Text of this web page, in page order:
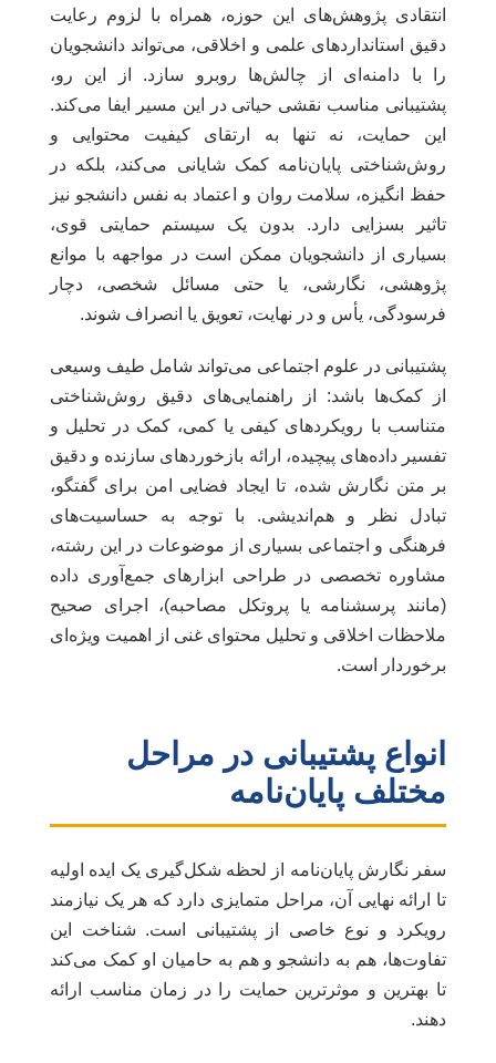
انتقادی پژوهش‌های این حوزه، همراه با لزوم رعایت
دقیق استانداردهای علمی و اخلاقی، می‌تواند دانشجویان
را با دامنه‌ای از چالش‌ها روبرو سازد. از این رو،
پشتیبانی مناسب نقشی حیاتی در این مسیر ایفا می‌کند.
این حمایت، نه تنها به ارتقای کیفیت محتوایی و
روش‌شناختی پایان‌نامه کمک شایانی می‌کند، بلکه در
حفظ انگیزه، سلامت روان و اعتماد به نفس دانشجو نیز
تاثیر بسزایی دارد. بدون یک سیستم حمایتی قوی،
بسیاری از دانشجویان ممکن است در مواجهه با موانع
پژوهشی، نگارشی، یا حتی مسائل شخصی، دچار
فرسودگی، یأس و در نهایت، تعویق یا انصراف شوند.
پشتیبانی در علوم اجتماعی می‌تواند شامل طیف وسیعی
از کمک‌ها باشد: از راهنمایی‌های دقیق روش‌شناختی
متناسب با رویکردهای کیفی یا کمی، کمک در تحلیل و
تفسیر داده‌های پیچیده، ارائه بازخوردهای سازنده و دقیق
بر متن نگارش شده، تا ایجاد فضایی امن برای گفتگو،
تبادل نظر و هم‌اندیشی. با توجه به حساسیت‌های
فرهنگی و اجتماعی بسیاری از موضوعات در این رشته،
مشاوره تخصصی در طراحی ابزارهای جمع‌آوری داده
(مانند پرسشنامه یا پروتکل مصاحبه)، اجرای صحیح
ملاحظات اخلاقی و تحلیل محتوای غنی از اهمیت ویژه‌ای
برخوردار است.
انواع پشتیبانی در مراحل
مختلف پایان‌نامه
سفر نگارش پایان‌نامه از لحظه شکل‌گیری یک ایده اولیه
تا ارائه نهایی آن، مراحل متمایزی دارد که هر یک نیازمند
رویکرد و نوع خاصی از پشتیبانی است. شناخت این
تفاوت‌ها، هم به دانشجو و هم به حامیان او کمک می‌کند
تا بهترین و موثرترین حمایت را در زمان مناسب ارائه
دهند.